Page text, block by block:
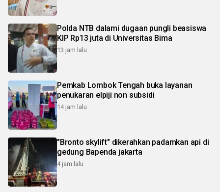
Polda NTB dalami dugaan pungli beasiswa
KIP Rp13 juta di Universitas Bima
13 jam lalu
Pemkab Lombok Tengah buka layanan
penukaran elpiji non subsidi
14 jam lalu
"Bronto skylift" dikerahkan padamkan api di
gedung Bapenda jakarta
4 jam lalu